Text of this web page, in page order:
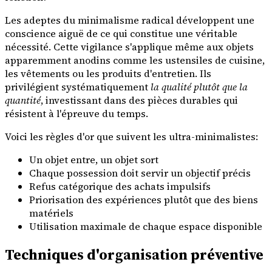
Les adeptes du minimalisme radical développent une
conscience aiguë de ce qui constitue une véritable
nécessité. Cette vigilance s'applique même aux objets
apparemment anodins comme les ustensiles de cuisine,
les vêtements ou les produits d'entretien. Ils
privilégient systématiquement la qualité plutôt que la
quantité, investissant dans des pièces durables qui
résistent à l'épreuve du temps.
Voici les règles d'or que suivent les ultra-minimalistes:
Un objet entre, un objet sort
Chaque possession doit servir un objectif précis
Refus catégorique des achats impulsifs
Priorisation des expériences plutôt que des biens
matériels
Utilisation maximale de chaque espace disponible
Techniques d'organisation préventive